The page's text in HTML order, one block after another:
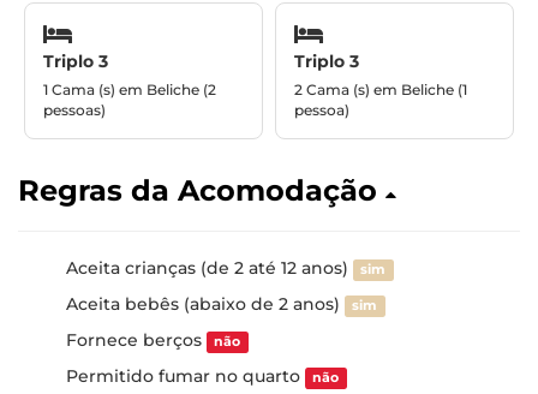
Triplo 3
1 Cama (s) em Beliche (2
pessoas)
Triplo 3
2 Cama (s) em Beliche (1
pessoa)
Regras da Acomodação
Aceita crianças (de 2 até 12 anos) sim
Aceita bebês (abaixo de 2 anos) sim
Fornece berços não
Permitido fumar no quarto não